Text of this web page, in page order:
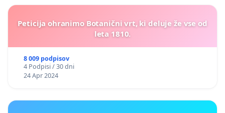
Peticija ohranimo Botanični vrt, ki deluje že vse od
leta 1810.
8 009 podpisov
4 Podpisi / 30 dni
24 Apr 2024